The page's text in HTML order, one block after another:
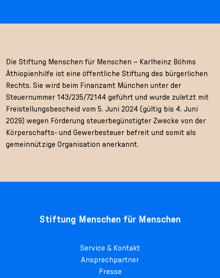
Die Stiftung Menschen für Menschen – Karlheinz Böhms
Äthiopienhilfe ist eine öffentliche Stiftung des bürgerlichen
Rechts. Sie wird beim Finanzamt München unter der
Steuernummer 143/235/72144 geführt und wurde zuletzt mit
Freistellungsbescheid vom 5. Juni 2024 (gültig bis 4. Juni
2029) wegen Förderung steuerbegünstigter Zwecke von der
Körperschafts- und Gewerbesteuer befreit und somit als
gemeinnützige Organisation anerkannt.
Stiftung Menschen für Menschen
Service & Kontakt
Ansprechpartner
Presse